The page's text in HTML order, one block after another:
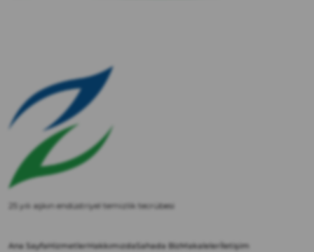
25 yılı aşkın endüstriyel temizlik tecrübesi
Ana SayfaHizmetlerHakkımızdaSahada BizMakaleler İletişim